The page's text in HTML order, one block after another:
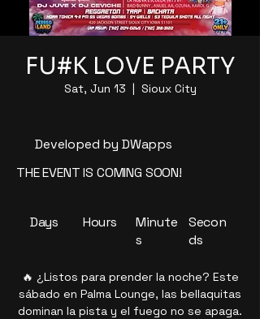
FU#K LOVE PARTY
Sat, Jun 13
  |
Sioux City
Secon
ds
Minute
s
Hours
Days
THE EVENT IS COMING SOON!
Developed by DWapps
🔥 ¿Listos para prender la noche? Este
sábado en Palma Lounge, las bellaquitas
dominan la pista y el fuego no se apaga.